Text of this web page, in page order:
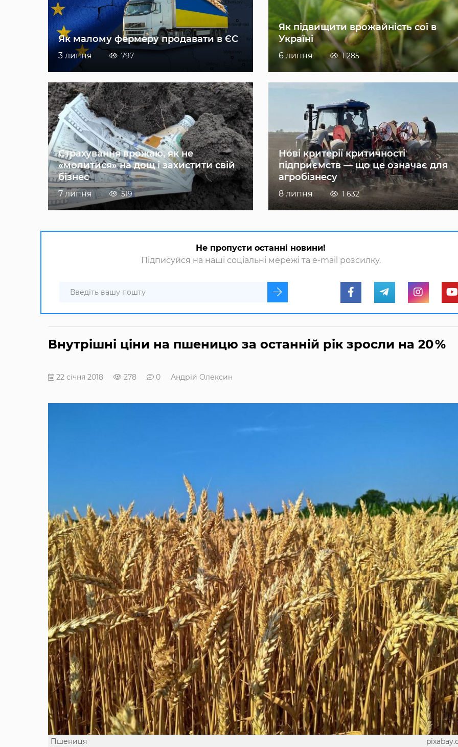
Як малому фермеру продавати в ЄС
3 липня 797
Як підвищити врожайність сої в
Україні
6 липня 1 285
Страхування врожаю, як не
«молитися» на дощ і захистити свій
бізнес
7 липня 519
Нові критерії критичності
підприємств — що це означає для
агробізнесу
8 липня 1 632
Не пропусти останні новини!
Підписуйся на наші соціальні мережі та e-mail розсилку.
Внутрішні ціни на пшеницю за останній рік зросли на 20 %
22 січня 2018 278 0 Андрій Олексин
Пшениця